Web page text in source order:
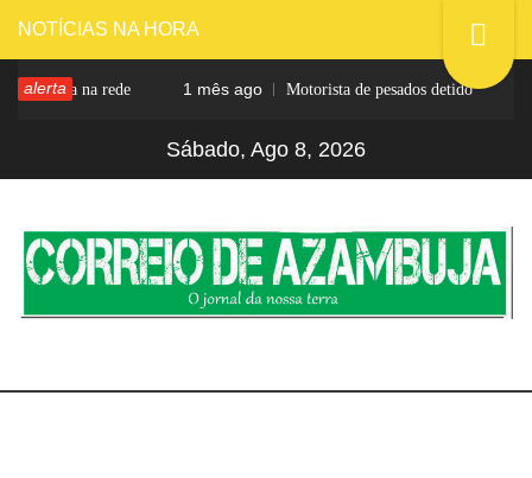
Skip
to
content
NOTÍCIAS NA HORA
alerta
obra na rede 1 mês ago Motorista de pesados detido 2
Sábado, Ago 8, 2026
CORREIO DE
O jornal da nossa terra